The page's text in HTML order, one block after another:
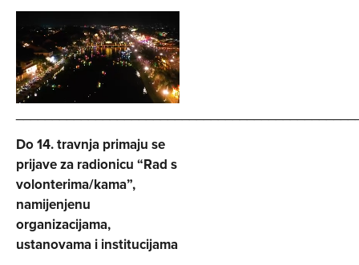
Do 14. travnja primaju se
prijave za radionicu “Rad s
volonterima/kama”,
namijenjenu
organizacijama,
ustanovama i institucijama